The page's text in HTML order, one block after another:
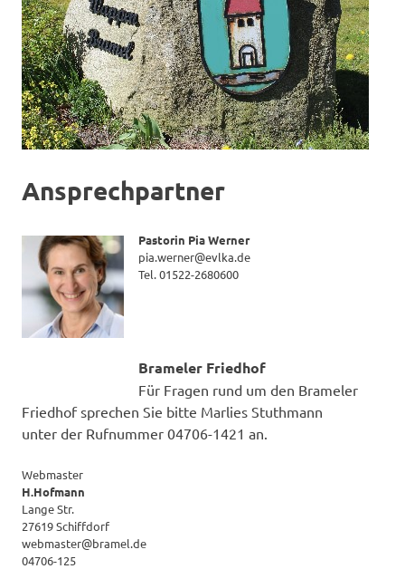
Ansprechpartner
Pastorin Pia Werner
pia.werner@evlka.de
Tel. 01522-2680600
Brameler Friedhof
Für Fragen rund um den Brameler
Friedhof sprechen Sie bitte Marlies Stuthmann
unter der Rufnummer 04706-1421 an.
Webmaster
H.Hofmann
Lange Str.
27619 Schiffdorf
webmaster@bramel.de
04706-125